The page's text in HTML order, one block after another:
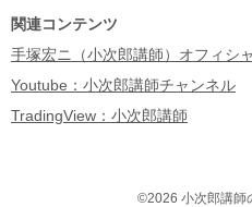
関連コンテンツ
手塚宏ニ（小次郎講師）オフィシ
Youtube：小次郎講師チャンネル
TradingView：小次郎講師
©2026 小次郎講師